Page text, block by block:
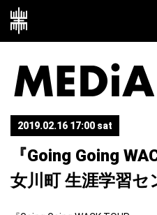
2019.02.16 17:00 sat
『Going Going
女川町 生涯学習セ